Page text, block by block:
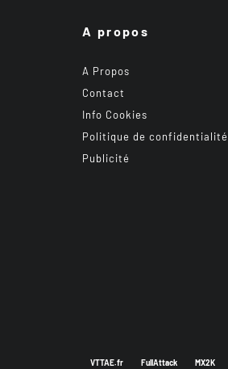
A propos
A Propos
Contact
Info Cookies
Politique de confidentialité
Publicité
VTTAE.fr FullAttack MX2K